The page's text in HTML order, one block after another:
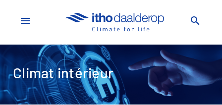
menu search
Climat intérieur